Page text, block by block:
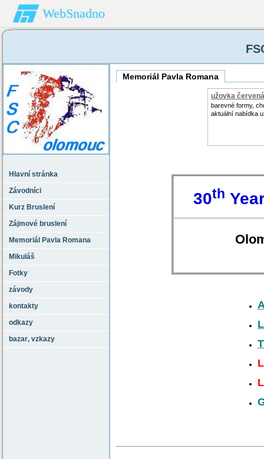
WebSnadno
Hlavní stránka
Závodníci
Kurz Bruslení
Zájmové bruslení
Memoriál Pavla Romana
Mikuláš
Fotky
závody
kontakty
odkazy
bazar‚ vzkazy
Memoriál Pavla Romana
užovka červená
barevné formy,
aktuální nabídka
30th